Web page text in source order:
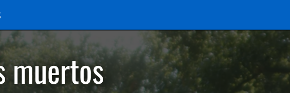
muertos